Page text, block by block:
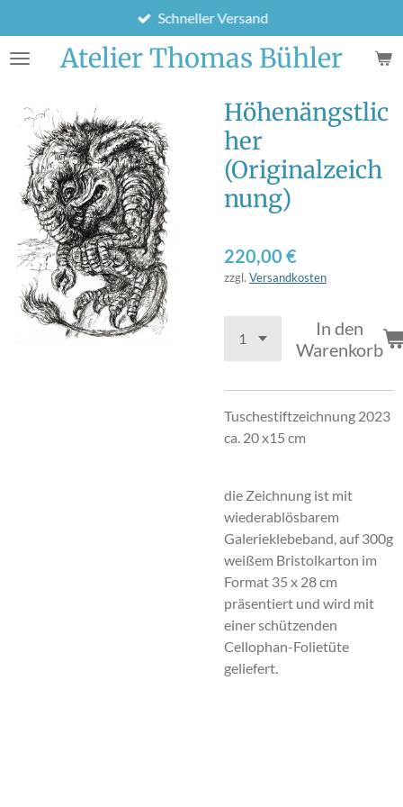
Hauptinhalt
springenAtelier Thomas Bühler
Schneller Versand
Höhenängstlic
her
(Originalzeich
nung)
220,00 €
zzgl. Versandkosten
In den
Warenkorb
Tuschestiftzeichnung 2023
ca. 20 x15 cm
die Zeichnung ist mit
wiederablösbarem
Galerieklebeband, auf 300g
weißem Bristolkarton im
Format 35 x 28 cm
präsentiert und wird mit
einer schützenden
Cellophan-Folietüte
geliefert.